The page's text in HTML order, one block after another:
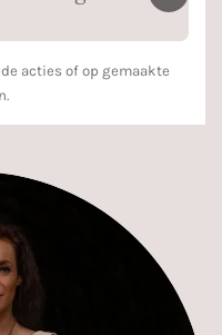
acties of op gemaakte